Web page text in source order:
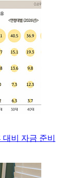
대비 자금 준비